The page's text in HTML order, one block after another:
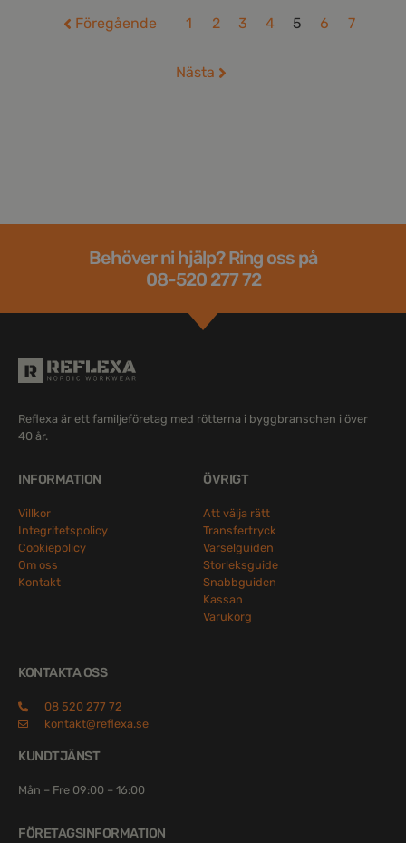
Föregående 1 2 3 4 5 6 7
Nästa
Behöver ni hjälp? Ring oss på
08-520 277 72
Reflexa är ett familjeföretag med rötterna i byggbranschen i över
40 år.
INFORMATION
Villkor
Integritetspolicy
Cookiepolicy
Om oss
Kontakt
ÖVRIGT
Att välja rätt
Transfertryck
Varselguiden
Storleksguide
Snabbguiden
Kassan
Varukorg
KONTAKTA OSS
08 520 277 72
kontakt@reflexa.se
KUNDTJÄNST
Mån – Fre 09:00 – 16:00
FÖRETAGSINFORMATION